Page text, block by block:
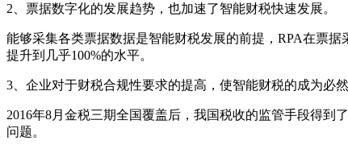
2、票据数字化的发展趋势，也加速了智能财税快速发展。
能够采集各类票据数据是智能财税发展的前提，RPA在票
提升到几乎100%的水平。
3、企业对于财税合规性要求的提高，使智能财税的成为必然
2016年8月金税三期全国覆盖后，我国税收的监管手段得
问题。